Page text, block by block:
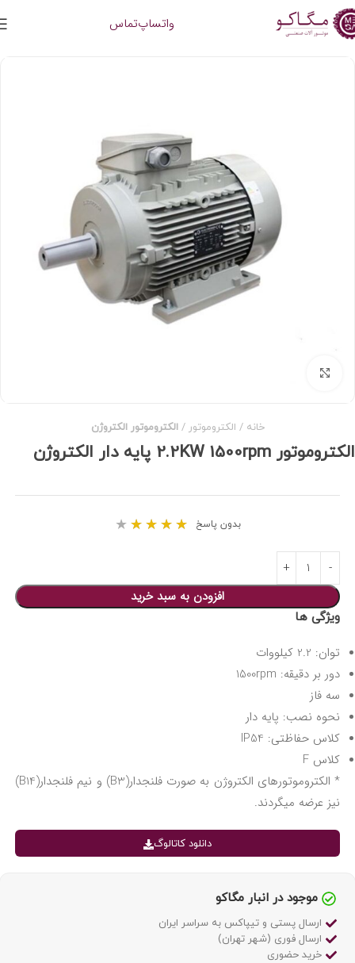
واتساپتماس
خانه الکتروموتور الکتروموتور الکتروژن
الکتروموتور 2.2KW 1500rpm پایه دار الکتروژن
بدون پاسخ ★
★
★
★
★
افزودن به سبد خرید
ویژگی ها
توان: 2.2 کیلووات
دور بر دقیقه: 1500rpm
سه فاز
نحوه نصب: پایه دار
کلاس حفاظتی: IP54
کلاس F
* الکتروموتورهای الکتروژن به صورت فلنجدار(B3) و نیم فلنجدار(B14)
نیز عرضه میگردند.
دانلود کاتالوگ
موجود در انبار مگاکو
ارسال پستی و تیپاکس به سراسر ایران
ارسال فوری (شهر تهران)
خرید حضوری